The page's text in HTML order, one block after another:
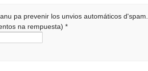
pa prevenir los unvios automáticos d'spam.
na rempuesta)*